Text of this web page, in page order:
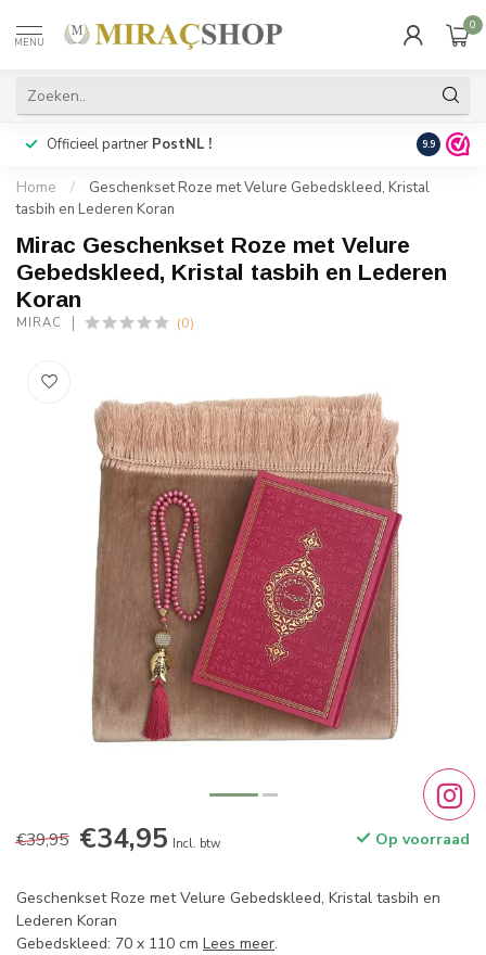
MENU
0
Officieel partner PostNL ! Snelle
9.9
Home /
Geschenkset Roze met Velure Gebedskleed, Kristal
tasbih en Lederen Koran
Mirac Geschenkset Roze met Velure
Gebedskleed, Kristal tasbih en Lederen
Koran
MIRAC (0)
€39,95 €34,95 Incl. btw Op voorraad
Geschenkset Roze met Velure Gebedskleed, Kristal tasbih en
Lederen Koran
Gebedskleed: 70 x 110 cm Lees meer.